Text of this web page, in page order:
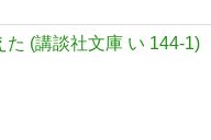
(講談社文庫 い 144-1)